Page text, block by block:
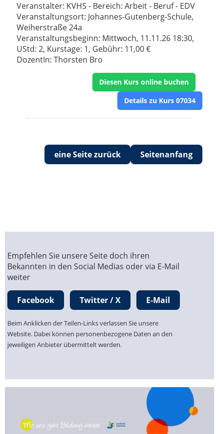
Veranstalter: KVHS - Bereich: Arbeit - Beruf - EDV
Veranstaltungsort: Johannes-Gutenberg-Schule,
Weiherstraße 24a
Veranstaltungsbeginn: Mittwoch, 11.11.26 18:30,
UStd: 2, Kurstage: 1, Gebühr: 11,00 €
DozentIn: Thorsten Bro
Diesen Kurs online buchen
Details zu Kurs 07034
eine Seite zurück Seitenanfang
Empfehlen Sie unsere Seite doch ihren
Bekannten in den Social Medias oder via E-Mail
weiter
Facebook Twitter / X E-Mail
Beim Anklicken der Teilen-Links verlassen Sie unsere
Website. Dabei können personenbezogene Daten an den
jeweiligen Anbieter übermittelt werden.